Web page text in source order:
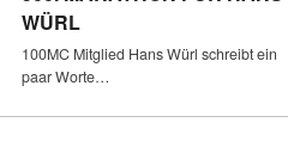
WÜRL
100MC Mitglied Hans Würl schreibt ein
paar Worte…